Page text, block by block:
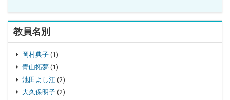
教員名別
岡村典子(1)
青山拓夢(1)
池田よし江 (2)
大久保明子(2)